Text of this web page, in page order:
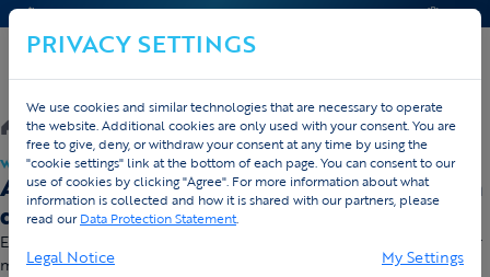
CONTACT & AIDE DEVIS
Webshop/Running
WEBSHOP · DIRECT LEVERBAAR
Acheter des vêtements running — livraison
directe
En stock et prêt à expédier — commandé avant 16h, envoyé le jour
même. Livraison gratuite dès 50 €.
PRIVACY SETTINGS
We use cookies and similar technologies that are necessary to operate
the website. Additional cookies are only used with your consent. You are
free to give, deny, or withdraw your consent at any time by using the
"cookie settings" link at the bottom of each page. You can consent to our
use of cookies by clicking "Agree". For more information about what
information is collected and how it is shared with our partners, please
read ourData Protection Statement.
Legal Notice My Settings